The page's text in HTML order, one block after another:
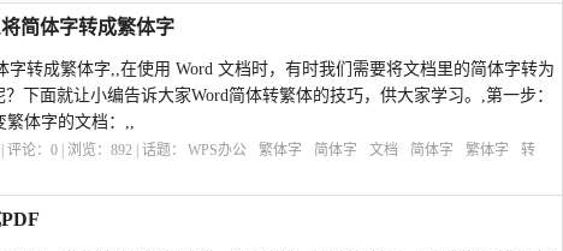
简体字转成繁体字
转成繁体字,,在使用 Word 文档时，有时我们需要将文档里的简体字转为
下面就让小编告诉大家Word简体转繁体的技巧，供大家学习。,第一步：
繁体字的文档：,,
评论：0 | 浏览：892 | 话题： WPS办公 繁体字 简体字 文档 简体字 繁体字
转